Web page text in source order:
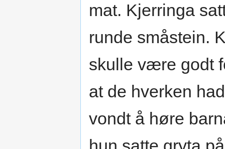
mat. Kjerringa
runde småstein.
skulle være godt
at de hverken
vondt å høre